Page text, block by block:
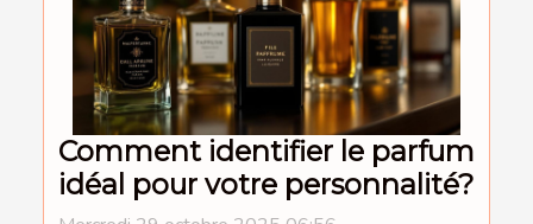
Comment identifier le parfum
idéal pour votre personnalité?